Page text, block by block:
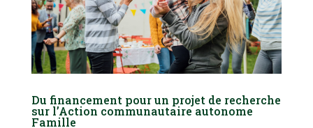
Du financement pour un projet de recherche
sur l’Action communautaire autonome
Famille